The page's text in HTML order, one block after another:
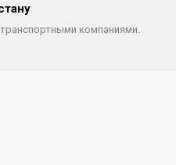
транспортными компаниями.